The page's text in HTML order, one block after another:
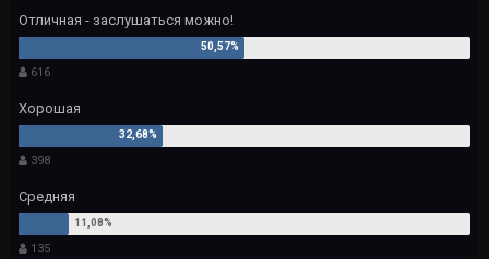
Отличная - заслушаться можно!
616
Хорошая
398
Средняя
135